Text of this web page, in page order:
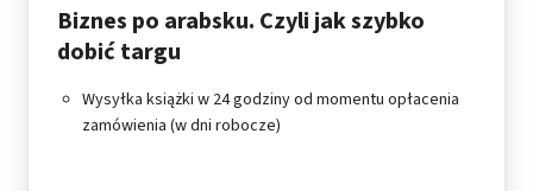
Biznes po arabsku. Czyli jak szybko
dobić targu
Wysyłka książki w 24 godziny od momentu opłacenia
zamówienia (w dni robocze)